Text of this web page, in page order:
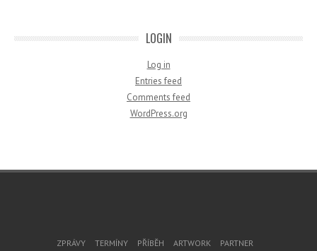
LOGIN
Log in
Entries feed
Comments feed
WordPress.org
ZPRÁVY TERMÍNY PŘÍBĚH ARTWORK PARTNER